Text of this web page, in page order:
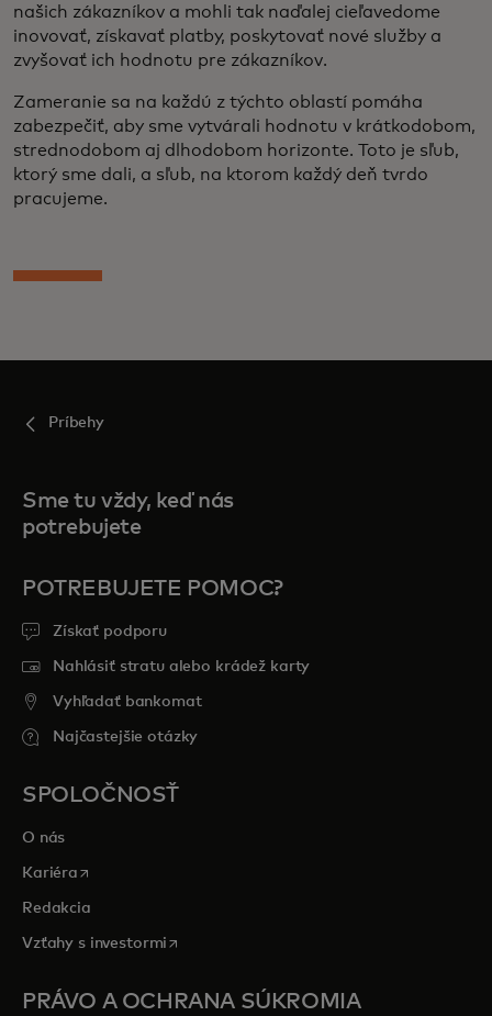
našich zákazníkov a mohli tak naďalej cieľavedome
inovovať, získavať platby, poskytovať nové služby a
zvyšovať ich hodnotu pre zákazníkov.
Zameranie sa na každú z týchto oblastí pomáha
zabezpečiť, aby sme vytvárali hodnotu v krátkodobom,
strednodobom aj dlhodobom horizonte. Toto je sľub,
ktorý sme dali, a sľub, na ktorom každý deň tvrdo
pracujeme.
Príbehy
Sme tu vždy, keď nás
potrebujete
POTREBUJETE POMOC?
Získať podporu
Nahlásiť stratu alebo krádež karty
Vyhľadať bankomat
Najčastejšie otázky
SPOLOČNOSŤ
O nás
Kariéra opens in a new tab
Redakcia
Vzťahy s investormi opens in a new tab
PRÁVO A OCHRANA SÚKROMIA